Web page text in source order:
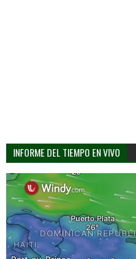
INFORME DEL TIEMPO EN VIVO